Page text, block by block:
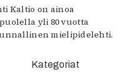
Kaltio on ainoa
yli 80 vuotta
mielipidelehti.
Kategoriat